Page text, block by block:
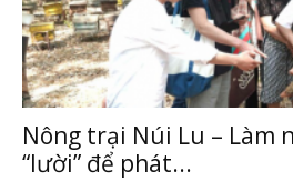
Nông trại Núi Lu – Làm
“lười” để phát...